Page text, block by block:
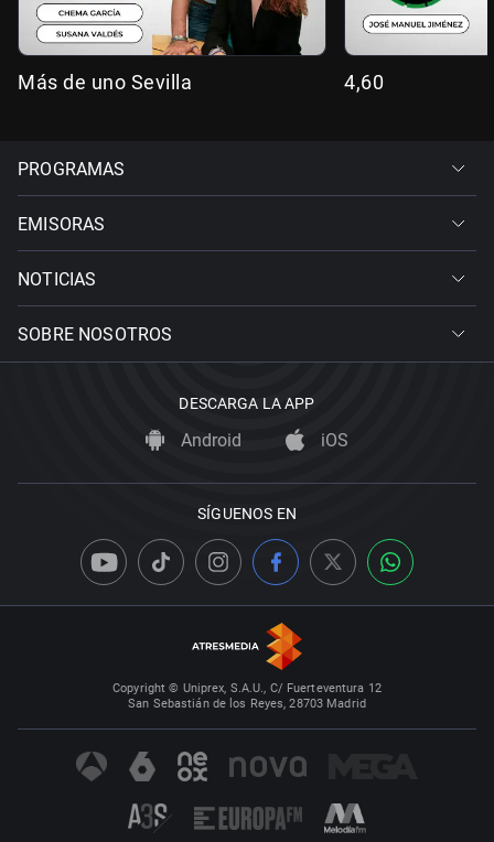
Más de uno Sevilla 4,60
PROGRAMAS
EMISORAS
NOTICIAS
SOBRE NOSOTROS
DESCARGA LA APP
Android iOS
SÍGUENOS EN
Copyright © Uniprex, S.A.U., C/ Fuerteventura 12
San Sebastián de los Reyes, 28703 Madrid